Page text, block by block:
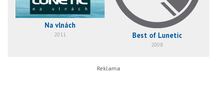
Na vlnách
2011 Best of Lunetic
2008